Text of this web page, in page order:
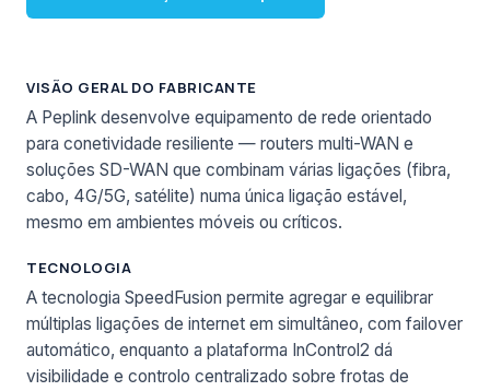
VISÃO GERAL DO FABRICANTE
A Peplink desenvolve equipamento de rede orientado
para conetividade resiliente — routers multi-WAN e
soluções SD-WAN que combinam várias ligações (fibra,
cabo, 4G/5G, satélite) numa única ligação estável,
mesmo em ambientes móveis ou críticos.
TECNOLOGIA
A tecnologia SpeedFusion permite agregar e equilibrar
múltiplas ligações de internet em simultâneo, com failover
automático, enquanto a plataforma InControl2 dá
visibilidade e controlo centralizado sobre frotas de